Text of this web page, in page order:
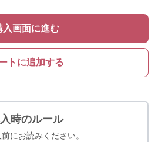
入画面に進む
トに追加する
時のルール
にお読みください。